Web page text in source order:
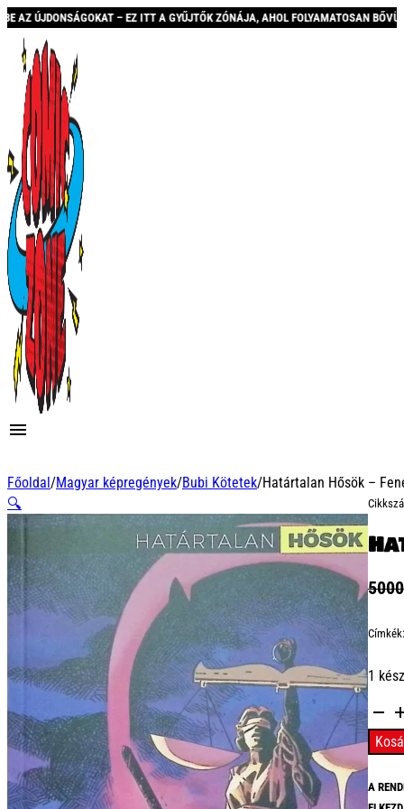
A GYŰJTŐK ZÓNÁJA, AHOL FOLYAMATOSAN BŐVÜLŐ KÍNÁLATTAL ÉS
Főoldal/Magyar képregények/Bubi Kötetek/Határtalan Hősök –
🔍
1
Hősök
-
Az
A